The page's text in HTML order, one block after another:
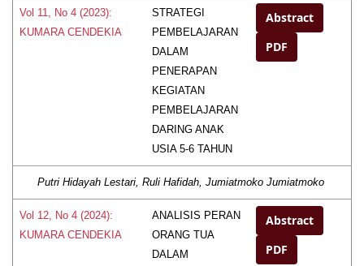
Vol 11, No 4 (2023):
KUMARA CENDEKIA
STRATEGI
PEMBELAJARAN
DALAM
PENERAPAN
KEGIATAN
PEMBELAJARAN
DARING ANAK
USIA 5-6 TAHUN
Abstract
PDF
Putri Hidayah Lestari, Ruli Hafidah, Jumiatmoko Jumiatmoko
Vol 12, No 4 (2024):
KUMARA CENDEKIA
ANALISIS PERAN
ORANG TUA
DALAM
Abstract
PDF